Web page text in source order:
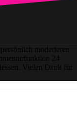
moderieren
24
Vielen Dank für